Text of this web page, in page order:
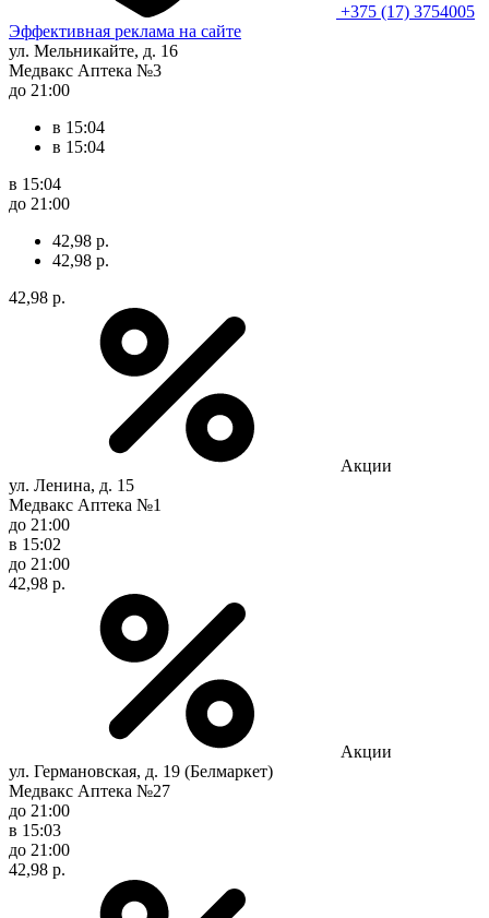
+375 (17) 3754005
Эффективная реклама на сайте
ул. Мельникайте, д. 16
Медвакс Аптека №3
до 21:00
в 15:04
в 15:04
в 15:04
до 21:00
42,98 р.
42,98 р.
42,98 р.
Акции
ул. Ленина, д. 15
Медвакс Аптека №1
до 21:00
в 15:02
до 21:00
42,98 р.
Акции
ул. Германовская, д. 19 (Белмаркет)
Медвакс Аптека №27
до 21:00
в 15:03
до 21:00
42,98 р.